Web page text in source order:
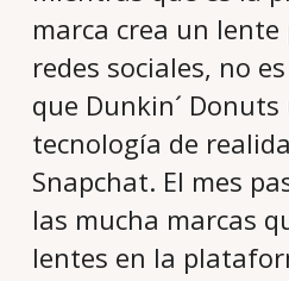
marca crea un
redes sociales, no
que Dunkin´
tecnología de
Snapchat. El mes
las mucha marcas
lentes en la